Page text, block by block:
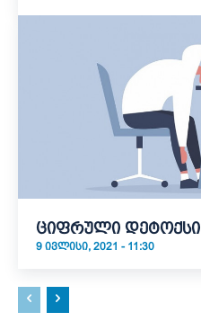
ციფრული დეტოქსი
9 ᲘᲕᲚᲘᲡᲘ, 2021 - 11:30